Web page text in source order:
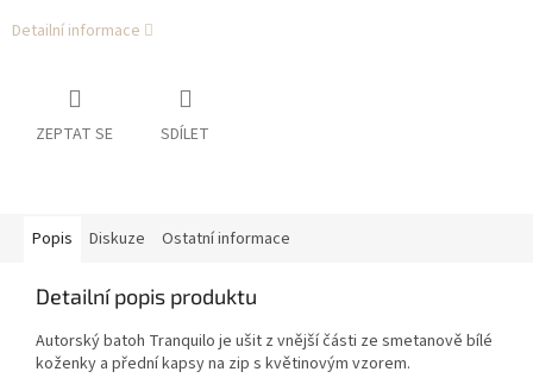
Detailní informace
ZEPTAT SE SDÍLET
Popis Diskuze Ostatní informace
Detailní popis produktu
Autorský batoh Tranquilo je ušit z vnější části ze smetanově bílé
koženky a přední kapsy na zip s květinovým vzorem.